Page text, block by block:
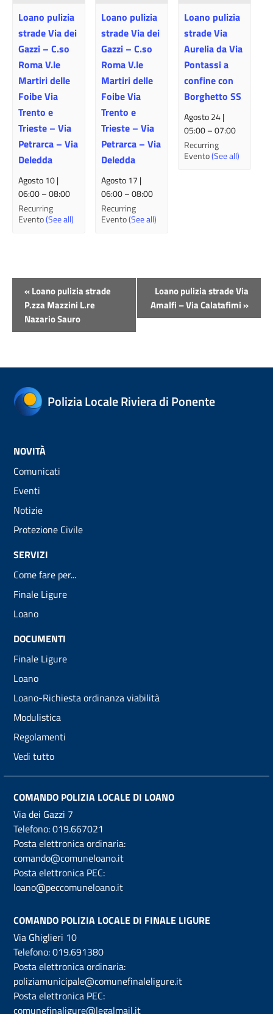
Loano pulizia
strade Via dei
Gazzi – C.so
Roma V.le
Martiri delle
Foibe Via
Trento e
Trieste – Via
Petrarca – Via
Deledda
Agosto 10 |
06:00–08:00
Recurring
Evento(See all)
Loano pulizia
strade Via dei
Gazzi – C.so
Roma V.le
Martiri delle
Foibe Via
Trento e
Trieste – Via
Petrarca – Via
Deledda
Agosto 17 |
06:00–08:00
Recurring
Evento(See all)
Loano pulizia
strade Via
Aurelia da Via
Pontassi a
confine con
Borghetto SS
Agosto 24 |
05:00–07:00
Recurring
Evento(See all)
Evento
Navigazione
«Loano pulizia strade
P.zza Mazzini L.re
Nazario Sauro
Loano pulizia strade Via
Amalfi – Via Calatafimi»
Polizia Locale Riviera di Ponente
NOVITÀ
Comunicati
Eventi
Notizie
Protezione Civile
SERVIZI
Come fare per...
Finale Ligure
Loano
DOCUMENTI
Finale Ligure
Loano
Loano-Richiesta ordinanza viabilità
Modulistica
Regolamenti
Vedi tutto
COMANDO POLIZIA LOCALE DI LOANO
Via dei Gazzi 7
Telefono:019.667021
Posta elettronica ordinaria:
comando@comuneloano.it
Posta elettronica PEC:
loano@peccomuneloano.it
COMANDO POLIZIA LOCALE DI FINALE LIGURE
Via Ghiglieri 10
Telefono:019.691380
Posta elettronica ordinaria:
poliziamunicipale@comunefinaleligure.it
Posta elettronica PEC:
comunefinaligure@legalmail.it